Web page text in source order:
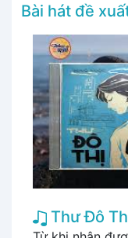
Bài hát đề
Thư Đô